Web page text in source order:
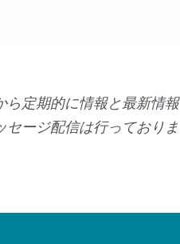
ら定期的に情報と最新情報
セージ配信は行っておりま